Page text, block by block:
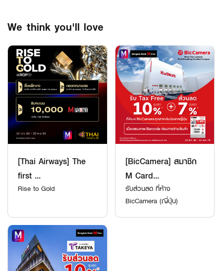
We think you'll love
[Thai Airways] The
first ...
Rise to Gold
[BicCamera] สมาชิก
M Card...
รับส่วนลด ที่ห้าง
BicCamera (ญี่ปุ่น)